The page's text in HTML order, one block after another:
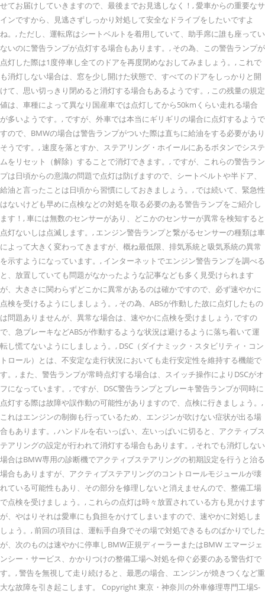
せてお届けしていきますので、最後までお見逃しなく！, 愛車からの重要なサ
インですから、見逃さずしっかり対処して安全なドライブをしたいですよ
ね。, ただし、運転席はシートベルトを着用していて、助手席に誰も座ってい
ないのに警告ランプが点灯する場合もあります。, その為、この警告ランプが
点灯した際は1度停車し全てのドアを再度閉めなおしてみましょう。, これで
も消灯しない場合は、窓を少し開けた状態で、すべてのドアをしっかりと開
けて、思い切っきり閉めると消灯する場合もあるようです。, この残量の規定
値は、車種によって異なり国産車では点灯してから50kmくらい走れる場合
が多いようです。, ですが、外車では本当にギリギリの場合に点灯するようで
すので、BMWの場合は警告ランプがついた際は直ちに給油をする必要があり
そうです。, 速度を落とすか、ステアリング・ホイールにあるボタンでシステ
ムをリセット（解除）することで消灯できます。, ですが、これらの警告ラン
プは日頃からの意識の問題で点灯は防げますので、シートベルトや半ドア、
給油と言ったことは日頃から習慣にしておきましょう。, では続いて、緊急性
はないけども早めに点検などの対処を取る必要のある警告ランプをご紹介し
ます！, 車には無数のセンサーがあり、どこかのセンサーが異常を検知すると
点灯ないしは点滅します。, エンジン警告ランプと繋がるセンサーの種類は車
によって大きく変わってきますが、概ね最低限、排気系統と吸気系統の異常
を示すようになっています。, インターネットでエンジン警告ランプを調べる
と、放置していても問題がなかったような記事なども多く見受けられます
が、大きさに関わらずどこかに異常があるのは確かですので、必ず速やかに
点検を受けるようにしましょう。, その為、ABSが作動した故に点灯したもの
は問題ありませんが、異常な場合は、速やかに点検を受けましょう, ですの
で、急ブレーキなどABSが作動するような状況は避けるように落ち着いて運
転し慌てないようにしましょう。, DSC（ダイナミック・スタビリティ・コン
トロール）とは、不安定な走行状況においても走行安定性を維持する機能で
す。, また、警告ランプが常時点灯する場合は、スイッチ操作によりDSCがオ
フになっています。, ですが、DSC警告ランプとブレーキ警告ランプが同時に
点灯する際は故障や誤作動の可能性がありますので、点検に行きましょう。,
これはエンジンの制御も行っているため、エンジンが吹けない症状が出る場
合もあります。, ハンドルを右いっぱい、左いっぱいに切ると、アクティブス
テアリングの設定が行われて消灯する場合もあります。, それでも消灯しない
場合はBMW専用の診断機でアクティブステアリングの初期設定を行うと治る
場合もありますが、アクティブステアリングのコントロールモジュールが壊
れている可能性もあり、その部分を修理しないと消えませんので、整備工場
で点検を受けましょう。, これらの点灯は時々放置されている方も見かけます
が、やはりそれは愛車にも負担をかけてしまいますので、速やかに対処しま
しょう。, 前回の項目は、運転手自身でその場で対処できるものばかりでした
が、次のものは速やかに停車しBMW正規ディーラーまたはBMW エマージェ
ンシー・サービス、かかりつけの整備工場へ対処を仰ぐ必要のある警告灯で
す。, 警告を無視して走り続けると、最悪の場合、エンジンが焼きつくなど重
大な故障を引き起こします。 Copyright 東京・神奈川の外車修理専門工場S-